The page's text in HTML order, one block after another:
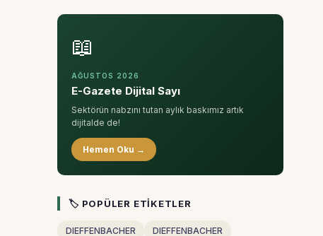
📖
AĞUSTOS 2026
E-Gazete Dijital Sayı
Sektörün nabzını tutan aylık baskımız artık
dijitalde de!
Hemen Oku →
🏷 POPÜLER ETIKETLER
DIEFFENBACHER
DIEFFENBACHER